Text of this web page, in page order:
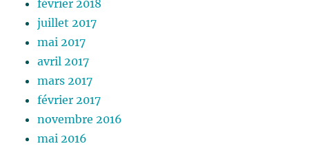
février 2018
juillet 2017
mai 2017
avril 2017
mars 2017
février 2017
novembre 2016
mai 2016